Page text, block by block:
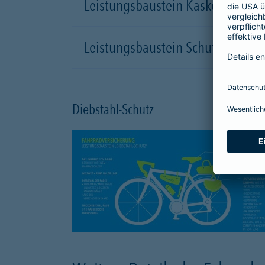
Leistungsbaustein Kasko-Schutz
Leistungsbaustein Schutzbrief
Diebstahl-Schutz